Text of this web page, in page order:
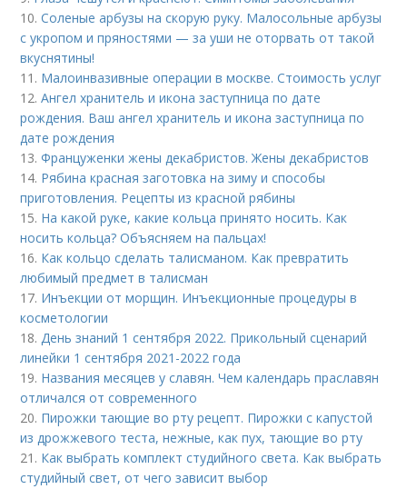
10.Соленые арбузы на скорую руку. Малосольные арбузы
с укропом и пряностями — за уши не оторвать от такой
вкуснятины!
11. Малоинвазивные операции в москве. Стоимость услуг
12.Ангел хранитель и икона заступница по дате
рождения. Ваш ангел хранитель и икона заступница по
дате рождения
13.Француженки жены декабристов. Жены декабристов
14. Рябина красная заготовка на зиму и способы
приготовления. Рецепты из красной рябины
15. На какой руке, какие кольца принято носить. Как
носить кольца? Объясняем на пальцах!
16. Как кольцо сделать талисманом. Как превратить
любимый предмет в талисман
17. Инъекции от морщин. Инъекционные процедуры в
косметологии
18.День знаний 1 сентября 2022. Прикольный сценарий
линейки 1 сентября 2021-2022 года
19. Названия месяцев у славян. Чем календарь праславян
отличался от современного
20. Пирожки тающие во рту рецепт. Пирожки с капустой
из дрожжевого теста, нежные, как пух, тающие во рту
21. Как выбрать комплект студийного света. Как выбрать
студийный свет, от чего зависит выбор